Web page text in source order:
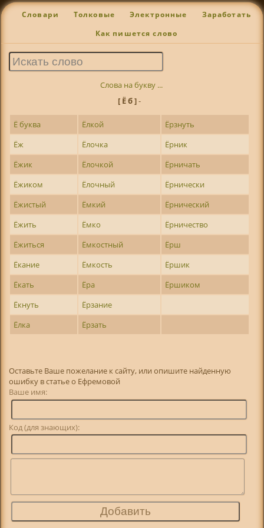
Словари Толковые Электронные Заработать
Как пишется слово
Слова на букву ...
[ Ё б ]-
Ё буква Ёлкой
Ёрзнуть
Ёж
Ёлочка
Ёрник
Ёжик
Ёлочкой
Ёрничать
Ёжиком
Ёлочный
Ёрнически
Ёжистый
Ёмкий
Ёрнический
Ёжить
Ёмко
Ёрничество
Ёжиться
Ёмкостный
Ёрш
Ёкание
Ёмкость
Ёршик
Ёкать
Ёра
Ёршиком
Ёкнуть
Ёрзание
Ёлка
Ёрзать
Оставьте Ваше пожелание к сайту, или опишите найденную
ошибку в статье о Ефремовой
Ваше имя:
Код (для знающих):